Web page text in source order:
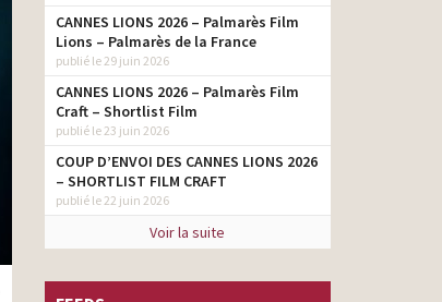
CANNES LIONS 2026 – Palmarès Film
Lions – Palmarès de la France
publié le 29 juin 2026
CANNES LIONS 2026 – Palmarès Film
Craft – Shortlist Film
publié le 23 juin 2026
COUP D’ENVOI DES CANNES LIONS 2026
– SHORTLIST FILM CRAFT
publié le 22 juin 2026
Voir la suite